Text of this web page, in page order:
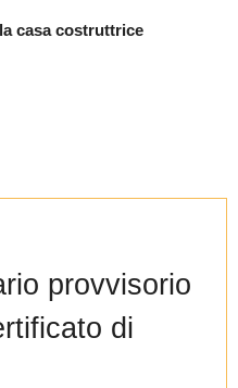
casa costruttrice
provvisorio
di